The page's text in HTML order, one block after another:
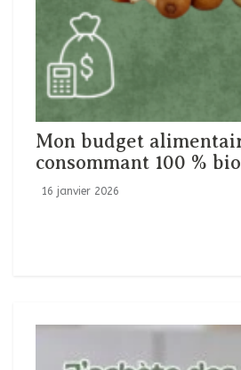
Mon budget
consommant 100 % bio
16 janvier 2026